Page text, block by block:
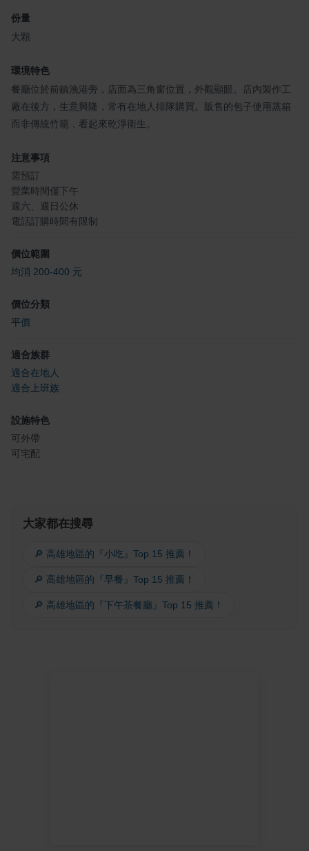
份量
大顆
環境特色
餐廳位於前鎮漁港旁，店面為三角窗位置，外觀顯眼。店內製作工
廠在後方，生意興隆，常有在地人排隊購買。販售的包子使用蒸箱
而非傳統竹籠，看起來乾淨衛生。
注意事項
需預訂
營業時間僅下午
週六、週日公休
電話訂購時間有限制
價位範圍
均消 200-400 元
價位分類
平價
適合族群
適合在地人
適合上班族
設施特色
可外帶
可宅配
大家都在搜尋
🔎 高雄地區的『小吃』Top 15 推薦！
🔎 高雄地區的『早餐』Top 15 推薦！
🔎 高雄地區的『下午茶餐廳』Top 15 推薦！